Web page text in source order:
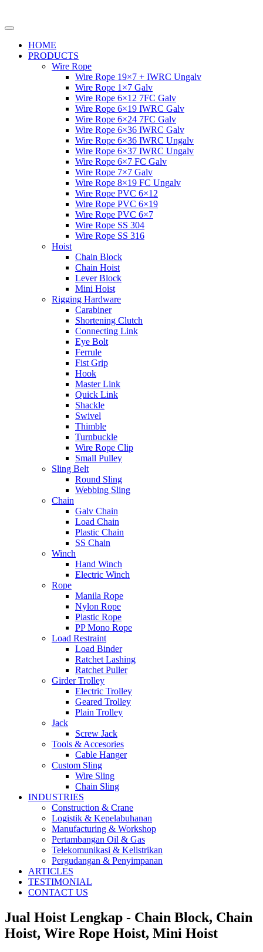
HOME
PRODUCTS
Wire Rope
Wire Rope 19×7 + IWRC Ungalv
Wire Rope 1×7 Galv
Wire Rope 6×12 7FC Galv
Wire Rope 6×19 IWRC Galv
Wire Rope 6×24 7FC Galv
Wire Rope 6×36 IWRC Galv
Wire Rope 6×36 IWRC Ungalv
Wire Rope 6×37 IWRC Ungalv
Wire Rope 6×7 FC Galv
Wire Rope 7×7 Galv
Wire Rope 8×19 FC Ungalv
Wire Rope PVC 6×12
Wire Rope PVC 6×19
Wire Rope PVC 6×7
Wire Rope SS 304
Wire Rope SS 316
Hoist
Chain Block
Chain Hoist
Lever Block
Mini Hoist
Rigging Hardware
Carabiner
Shortening Clutch
Connecting Link
Eye Bolt
Ferrule
Fist Grip
Hook
Master Link
Quick Link
Shackle
Swivel
Thimble
Turnbuckle
Wire Rope Clip
Small Pulley
Sling Belt
Round Sling
Webbing Sling
Chain
Galv Chain
Load Chain
Plastic Chain
SS Chain
Winch
Hand Winch
Electric Winch
Rope
Manila Rope
Nylon Rope
Plastic Rope
PP Mono Rope
Load Restraint
Load Binder
Ratchet Lashing
Ratchet Puller
Girder Trolley
Electric Trolley
Geared Trolley
Plain Trolley
Jack
Screw Jack
Tools & Accesories
Cable Hanger
Custom Sling
Wire Sling
Chain Sling
INDUSTRIES
Construction & Crane
Logistik & Kepelabuhanan
Manufacturing & Workshop
Pertambangan Oil & Gas
Telekomunikasi & Kelistrikan
Pergudangan & Penyimpanan
ARTICLES
TESTIMONIAL
CONTACT US
Jual Hoist Lengkap - Chain Block, Chain
Hoist, Wire Rope Hoist, Mini Hoist